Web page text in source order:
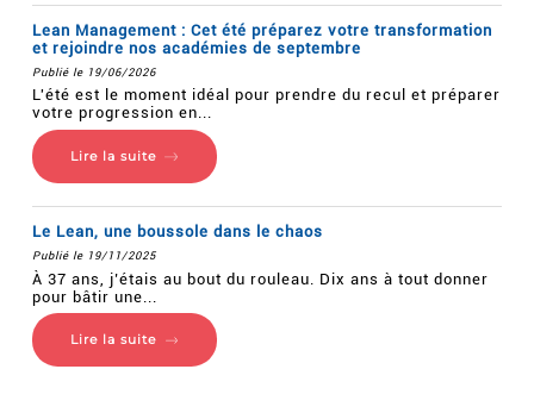
Lean Management : Cet été préparez votre transformation
et rejoindre nos académies de septembre
Publié le 19/06/2026
L'été est le moment idéal pour prendre du recul et préparer
votre progression en...
Lire la suite
Le Lean, une boussole dans le chaos
Publié le 19/11/2025
À 37 ans, j’étais au bout du rouleau. Dix ans à tout donner
pour bâtir une...
Lire la suite